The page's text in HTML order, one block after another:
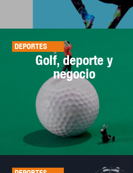
DEPORTES
Golf, deporte y
negocio